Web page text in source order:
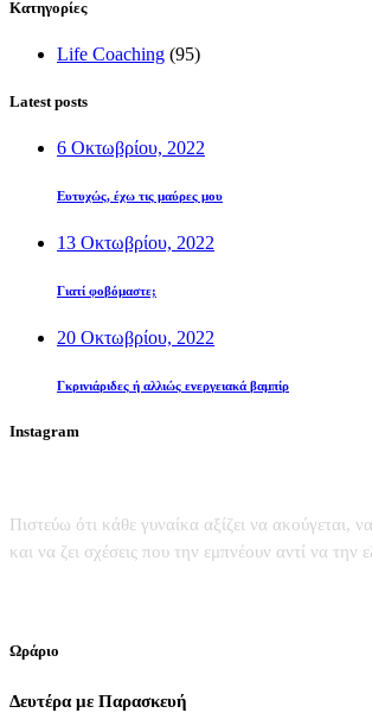
Kατηγορίες
Life Coaching (95)
Latest posts
6 Οκτωβρίου, 2022
Ευτυχώς, έχω τις μαύρες μου
13 Οκτωβρίου, 2022
Γιατί φοβόμαστε;
20 Οκτωβρίου, 2022
Γκρινιάριδες ή αλλιώς ενεργειακά βαμπίρ
Instagram
Πιστεύω ότι κάθε γυναίκα αξίζει να ακούγεται,
και να ζει σχέσεις που την εμπνέουν αντί να την
Ωράριο
Δευτέρα με Παρασκευή